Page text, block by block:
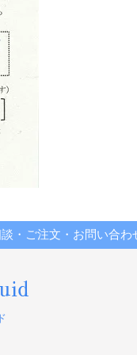
・ご注文・お問い合わ